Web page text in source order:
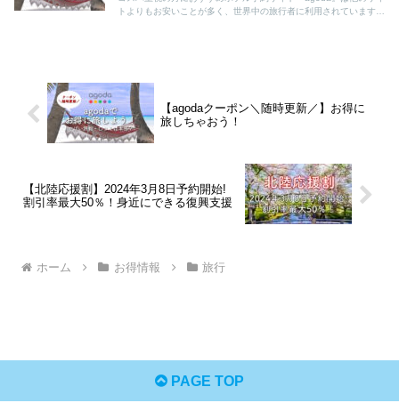
トよりもお安いことが多く、世界中の旅行者に利用されています。
【agodaクーポン＼随時更新／】お得に
旅しちゃおう！
【北陸応援割】2024年3月8日予約開始!
割引率最大50％！身近にできる復興支援
ホーム お得情報 旅行
PAGE TOP